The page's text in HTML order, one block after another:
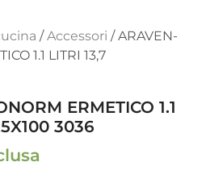
/Accessori / ARAVEN-
1.1 LITRI 13,7
ERMETICO 1.1
3036